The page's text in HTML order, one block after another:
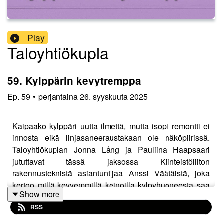
Play
Taloyhtiökupla
59. Kylppärin kevytremppa
Ep. 59 • perjantaina 26. syyskuuta 2025
Kaipaako kylppäri uutta ilmettä, mutta isopi remontti ei
innosta eikä linjasaneeraustakaan ole näköpiirissä.
Taloyhtiökuplan Jonna Lång ja Pauliina Haapsaari
jututtavat tässä jaksossa Kiinteistöliiton
rakennusteknistä asiantuntijaa Anssi Väätäistä, joka
kertoo millä kevyemmillä keinoilla kylpyhuoneesta saa
edustuskelpoisen. Kuuntelemalla selviää voiko
esimerkiksi peltikylppärin päällelaatoittaa ja
Show more
RSS